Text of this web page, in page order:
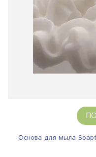
Основа для мыла